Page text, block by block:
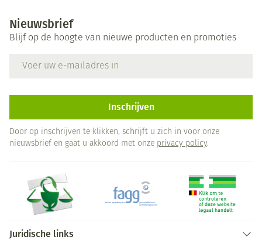
Nieuwsbrief
Blijf op de hoogte van nieuwe producten en promoties
Inschrijven
Door op inschrijven te klikken, schrijft u zich in voor onze
nieuwsbrief en gaat u akkoord met onze privacy policy.
Juridische links